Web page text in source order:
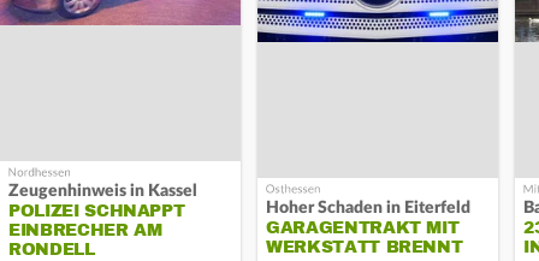
Zeugenhinweis in Kassel
POLIZEI SCHNAPPT
EINBRECHER AM
RONDELL
Hoher Schaden in Eiterfeld
GARAGENTRAKT MIT
WERKSTATT BRENNT